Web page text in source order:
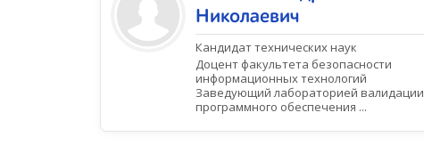
Николаевич
Кандидат технических наук
Доцент факультета безопасности
информационных технологий
Заведующий лабораторией валидации
программного обеспечения ...